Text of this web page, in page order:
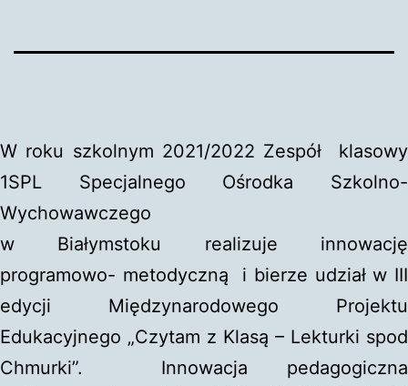
W roku szkolnym 2021/2022 Zespół klasowy
1SPL Specjalnego Ośrodka Szkolno-
Wychowawczego
w Białymstoku realizuje innowację
programowo- metodyczną i bierze udział w III
edycji Międzynarodowego Projektu
Edukacyjnego „Czytam z Klasą – Lekturki spod
Chmurki”. Innowacja pedagogiczna